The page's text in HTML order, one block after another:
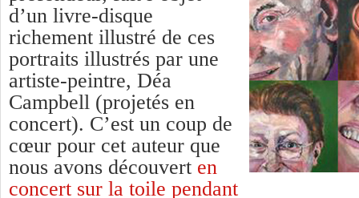
d’un livre-disque
richement illustré de ces
portraits illustrés par une
artiste-peintre, Déa
Campbell (projetés en
concert). C’est un coup de
cœur pour cet auteur que
nous avons découvert en
concert sur la toile pendant